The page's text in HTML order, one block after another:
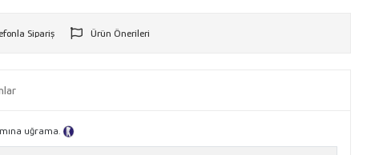
Sipariş Ürün Önerileri
uğrama.